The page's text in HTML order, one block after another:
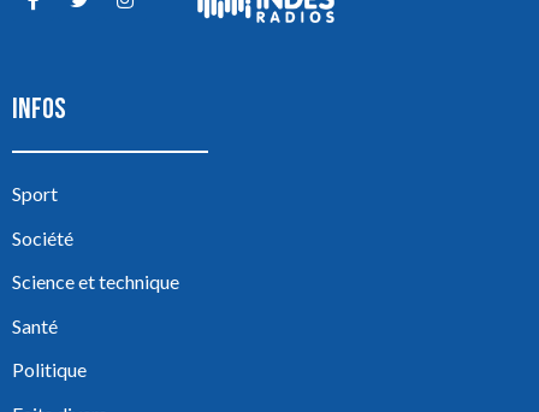
INFOS
Sport
Société
Science et technique
Santé
Politique